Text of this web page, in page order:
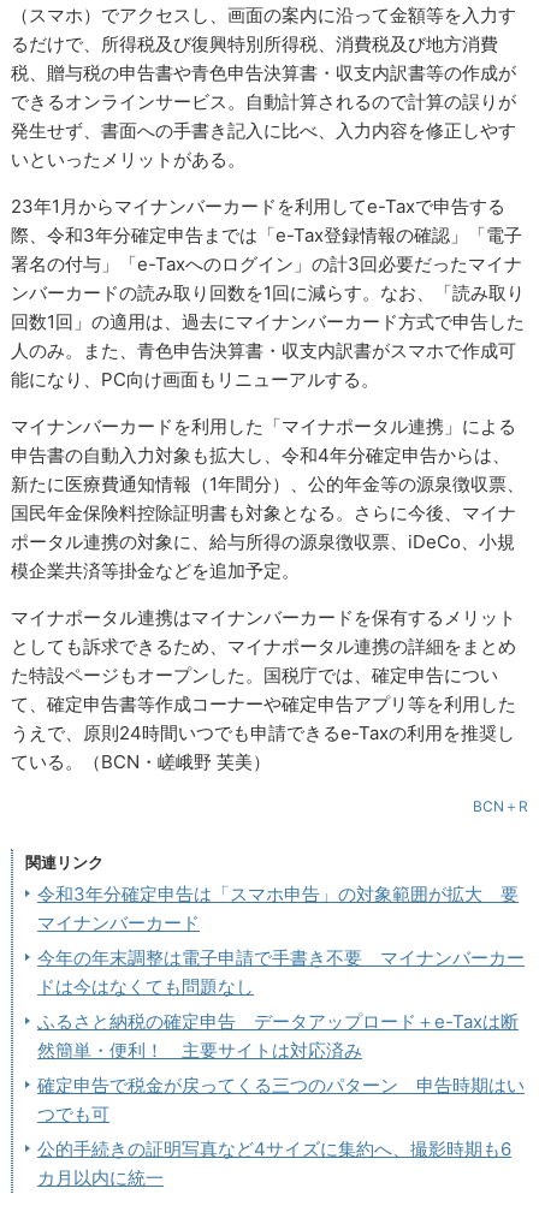
（スマホ）でアクセスし、画面の案内に沿って金額等を入力す
るだけで、所得税及び復興特別所得税、消費税及び地方消費
税、贈与税の申告書や青色申告決算書・収支内訳書等の作成が
できるオンラインサービス。自動計算されるので計算の誤りが
発生せず、書面への手書き記入に比べ、入力内容を修正しやす
いといったメリットがある。
23年1月からマイナンバーカードを利用してe-Taxで申告する
際、令和3年分確定申告までは「e-Tax登録情報の確認」「電子
署名の付与」「e-Taxへのログイン」の計3回必要だったマイナ
ンバーカードの読み取り回数を1回に減らす。なお、「読み取り
回数1回」の適用は、過去にマイナンバーカード方式で申告した
人のみ。また、青色申告決算書・収支内訳書がスマホで作成可
能になり、PC向け画面もリニューアルする。
マイナンバーカードを利用した「マイナポータル連携」による
申告書の自動入力対象も拡大し、令和4年分確定申告からは、
新たに医療費通知情報（1年間分）、公的年金等の源泉徴収票、
国民年金保険料控除証明書も対象となる。さらに今後、マイナ
ポータル連携の対象に、給与所得の源泉徴収票、iDeCo、小規
模企業共済等掛金などを追加予定。
マイナポータル連携はマイナンバーカードを保有するメリット
としても訴求できるため、マイナポータル連携の詳細をまとめ
た特設ページもオープンした。国税庁では、確定申告につい
て、確定申告書等作成コーナーや確定申告アプリ等を利用した
うえで、原則24時間いつでも申請できるe-Taxの利用を推奨し
ている。（BCN・嵯峨野 芙美）
BCN＋R
関連リンク
令和3年分確定申告は「スマホ申告」の対象範囲が拡大 要
マイナンバーカード
今年の年末調整は電子申請で手書き不要 マイナンバーカー
ドは今はなくても問題なし
ふるさと納税の確定申告 データアップロード＋e-Taxは断
然簡単・便利！ 主要サイトは対応済み
確定申告で税金が戻ってくる三つのパターン 申告時期はい
つでも可
公的手続きの証明写真など4サイズに集約へ、撮影時期も6
カ月以内に統一